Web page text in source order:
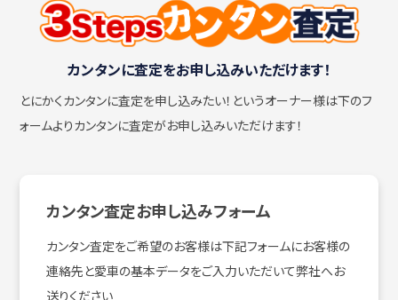
カンタンに査定をお申し込みいただけます！
とにかくカンタンに査定を申し込みたい！ というオーナー様は下のフ
ォームよりカンタンに査定がお申し込みいただけます！
カンタン査定お申し込みフォーム
カンタン査定をご希望のお客様は下記フォームにお客様の
連絡先と愛車の基本データをご入力いただいて弊社へお
送りください